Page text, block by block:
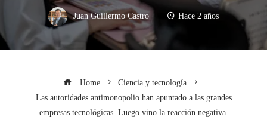
Juan Guillermo Castro Hace 2 años
Home
Ciencia y tecnología
Las autoridades antimonopolio han apuntado a las grandes
empresas tecnológicas. Luego vino la reacción negativa.